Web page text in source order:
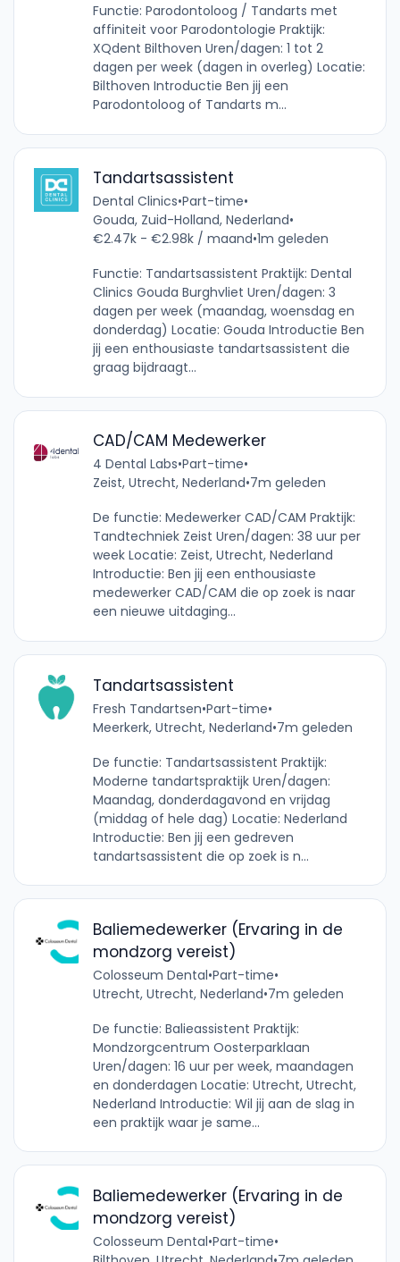
Functie: Parodontoloog / Tandarts met
affiniteit voor Parodontologie Praktijk:
XQdent Bilthoven Uren/dagen: 1 tot 2
dagen per week (dagen in overleg) Locatie:
Bilthoven Introductie Ben jij een
Parodontoloog of Tandarts m...
Tandartsassistent
Dental Clinics•Part-time•
Gouda, Zuid-Holland, Nederland•
€2.47k - €2.98k / maand•1m geleden
Functie: Tandartsassistent Praktijk: Dental
Clinics Gouda Burghvliet Uren/dagen: 3
dagen per week (maandag, woensdag en
donderdag) Locatie: Gouda Introductie Ben
jij een enthousiaste tandartsassistent die
graag bijdraagt...
CAD/CAM Medewerker
4 Dental Labs•Part-time•
Zeist, Utrecht, Nederland•7m geleden
De functie: Medewerker CAD/CAM Praktijk:
Tandtechniek Zeist Uren/dagen: 38 uur per
week Locatie: Zeist, Utrecht, Nederland
Introductie: Ben jij een enthousiaste
medewerker CAD/CAM die op zoek is naar
een nieuwe uitdaging...
Tandartsassistent
Fresh Tandartsen•Part-time•
Meerkerk, Utrecht, Nederland•7m geleden
De functie: Tandartsassistent Praktijk:
Moderne tandartspraktijk Uren/dagen:
Maandag, donderdagavond en vrijdag
(middag of hele dag) Locatie: Nederland
Introductie: Ben jij een gedreven
tandartsassistent die op zoek is n...
Baliemedewerker (Ervaring in de
mondzorg vereist)
Colosseum Dental•Part-time•
Utrecht, Utrecht, Nederland•7m geleden
De functie: Balieassistent Praktijk:
Mondzorgcentrum Oosterparklaan
Uren/dagen: 16 uur per week, maandagen
en donderdagen Locatie: Utrecht, Utrecht,
Nederland Introductie: Wil jij aan de slag in
een praktijk waar je same...
Baliemedewerker (Ervaring in de
mondzorg vereist)
Colosseum Dental•Part-time•